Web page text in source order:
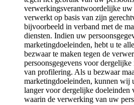
verwerkingsverantwoordelijke uw
verwerkt op basis van zijn
bijvoorbeeld in verband met de
diensten. Indien uw
marketingdoeleinden, hebt u te
bezwaar te maken tegen de
persoonsgegevens voor
van profilering. Als u bezwaar
marketingdoeleinden, kunnen wij
langer voor dergelijke doeleinden
waarin de verwerking van uw